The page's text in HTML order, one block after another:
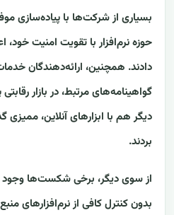
بسیاری از شرکت‌ها با پیاده‌سازی
حوزه نرم‌افزار با تقویت امنیت خود،
دادند. همچنین، ارائه‌دهندگان
گواهینامه‌های مرتبط، در بازار
دیگر هم با ابزارهای آنلاین، ممیزی
بردند.
از سوی دیگر، برخی شکست‌ها وجود
بدون کنترل کافی از نرم‌افزارهای